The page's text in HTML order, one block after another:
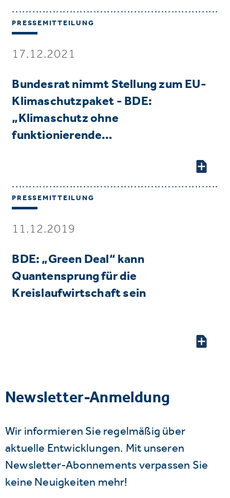
PRESSEMITTEILUNG
17.12.2021
Bundesrat nimmt Stellung zum EU-
Klimaschutzpaket - BDE:
„Klimaschutz ohne
funktionierende…
PRESSEMITTEILUNG
11.12.2019
BDE: „Green Deal“ kann
Quantensprung für die
Kreislaufwirtschaft sein
Newsletter-Anmeldung
Wir informieren Sie regelmäßig über
aktuelle Entwicklungen. Mit unseren
Newsletter-Abonnements verpassen Sie
keine Neuigkeiten mehr!